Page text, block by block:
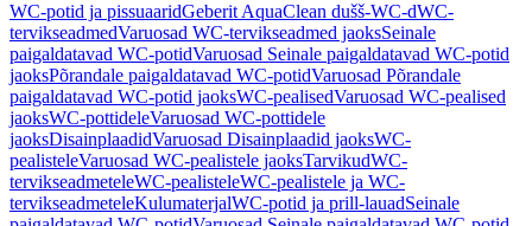
WC-potid ja pissuaaridGeberit AquaClean dušš-WC-dWC-
tervikseadmedVaruosad WC-tervikseadmed jaoksSeinale
paigaldatavad WC-potidVaruosad Seinale paigaldatavad WC-potid
jaoksPõrandale paigaldatavad WC-potidVaruosad Põrandale
paigaldatavad WC-potid jaoksWC-pealisedVaruosad WC-pealised
jaoksWC-pottideleVaruosad WC-pottidele
jaoksDisainplaadidVaruosad Disainplaadid jaoksWC-
pealisteleVaruosad WC-pealistele jaoksTarvikudWC-
tervikseadmeteleWC-pealisteleWC-pealistele ja WC-
tervikseadmeteleKulumaterjalWC-potid ja prill-lauadSeinale